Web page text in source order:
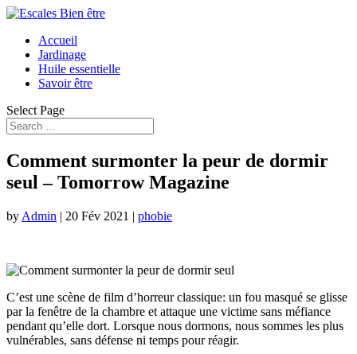
Accueil
Jardinage
Huile essentielle
Savoir être
Select Page
Comment surmonter la peur de dormir
seul – Tomorrow Magazine
by Admin | 20 Fév 2021 | phobie
C’est une scène de film d’horreur classique: un fou masqué se glisse
par la fenêtre de la chambre et attaque une victime sans méfiance
pendant qu’elle dort. Lorsque nous dormons, nous sommes les plus
vulnérables, sans défense ni temps pour réagir.